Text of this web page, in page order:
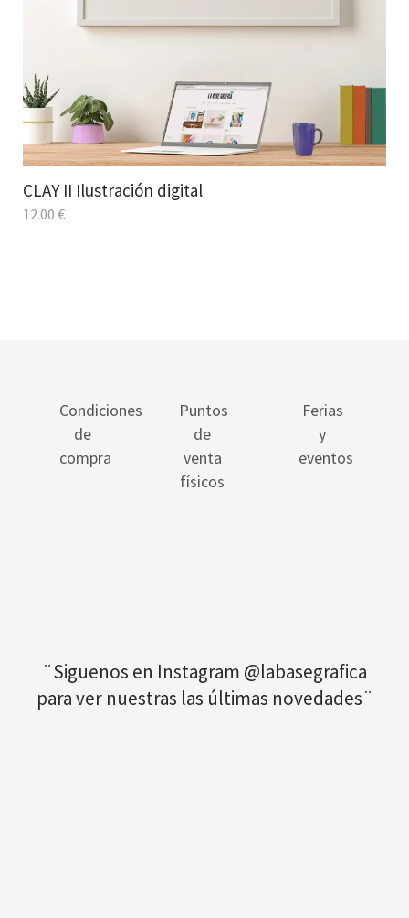
CLAY II Ilustración digital
12.00 €
Condiciones
de
compra
Puntos
de
venta
físicos
Ferias
y
eventos
¨Siguenos en Instagram @labasegrafica
para ver nuestras las últimas novedades¨